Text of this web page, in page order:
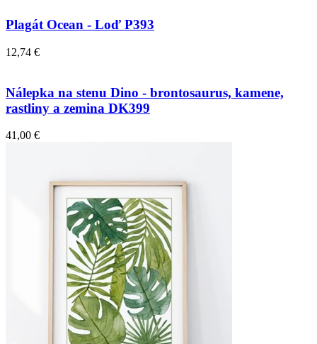
Plagát Ocean - Loď P393
12,74 €
Nálepka na stenu Dino - brontosaurus, kamene,
rastliny a zemina DK399
41,00 €